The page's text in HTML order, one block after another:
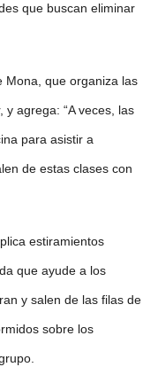
que buscan eliminar
Mona, que organiza las
y agrega: “A veces, las
para asistir a
de estas clases con
estiramientos
que ayude a los
y salen de las filas de
sobre los